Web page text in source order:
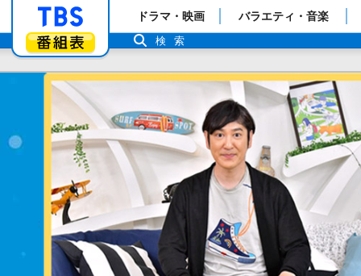
「TBSテレビ」トップページ
番組表
ドラマ・映画 バラエティ・音楽
検索